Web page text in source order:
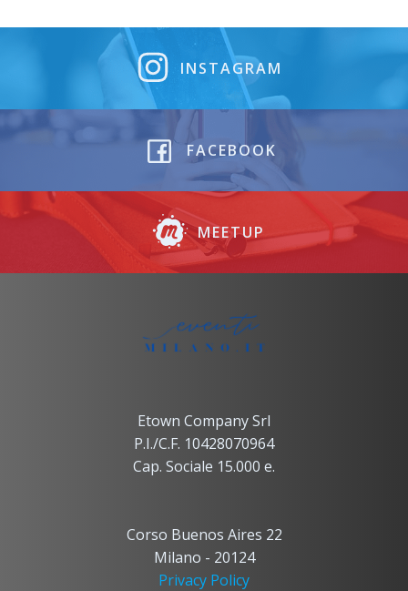
INSTAGRAM
FACEBOOK
MEETUP
Etown Company Srl
P.I./C.F. 10428070964
Cap. Sociale 15.000 e.
Corso Buenos Aires 22
Milano - 20124
Privacy Policy